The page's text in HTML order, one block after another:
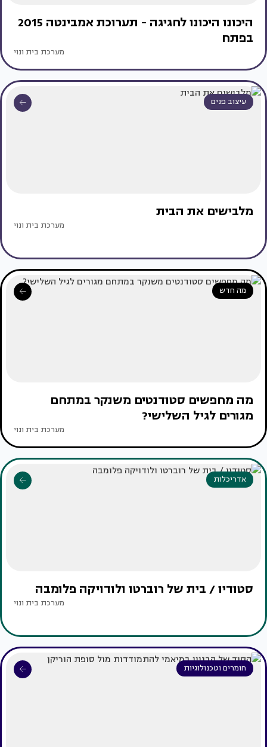
היכונו היכונו לחגיגה - תערוכת אמבינטה 2015
בפתח
מערכת בית ונוי
עיצוב פנים
מלבישים את הבית
מערכת בית ונוי
מה חדש
מה מחפשים סטודנטים משנקר במתחם
מגורים לגיל השלישי?
מערכת בית ונוי
אדריכלות
סטודיו / בית של רוברטו ולודויקה פלומבה
מערכת בית ונוי
חומרים וטכנולוגיות